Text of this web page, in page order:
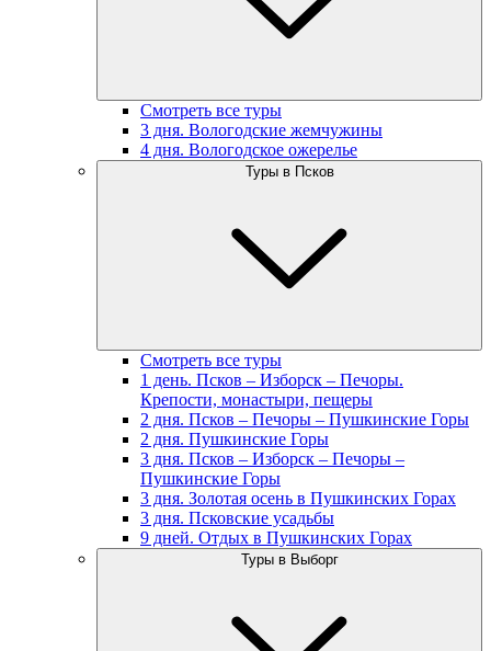
Смотреть все туры
3 дня. Вологодские жемчужины
4 дня. Вологодское ожерелье
Туры в Псков
Смотреть все туры
1 день. Псков – Изборск – Печоры.
Крепости, монастыри, пещеры
2 дня. Псков – Печоры – Пушкинские Горы
2 дня. Пушкинские Горы
3 дня. Псков – Изборск – Печоры –
Пушкинские Горы
3 дня. Золотая осень в Пушкинских Горах
3 дня. Псковские усадьбы
9 дней. Отдых в Пушкинских Горах
Туры в Выборг